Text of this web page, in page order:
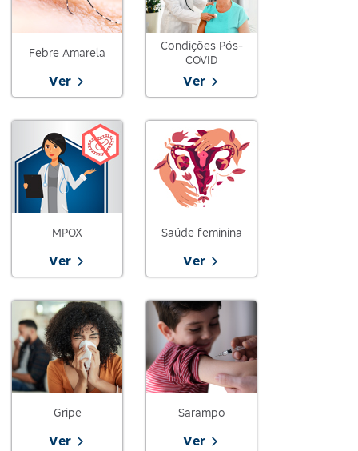
Febre Amarela
Ver
Condições Pós-
COVID
Ver
MPOX
Ver
Saúde feminina
Ver
Gripe
Ver
Sarampo
Ver